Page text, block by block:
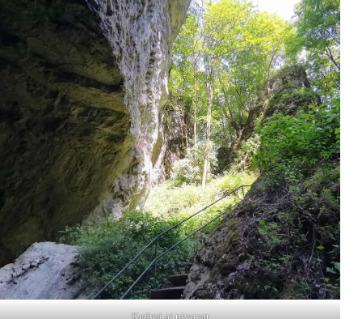
Kedysi aj pivovar